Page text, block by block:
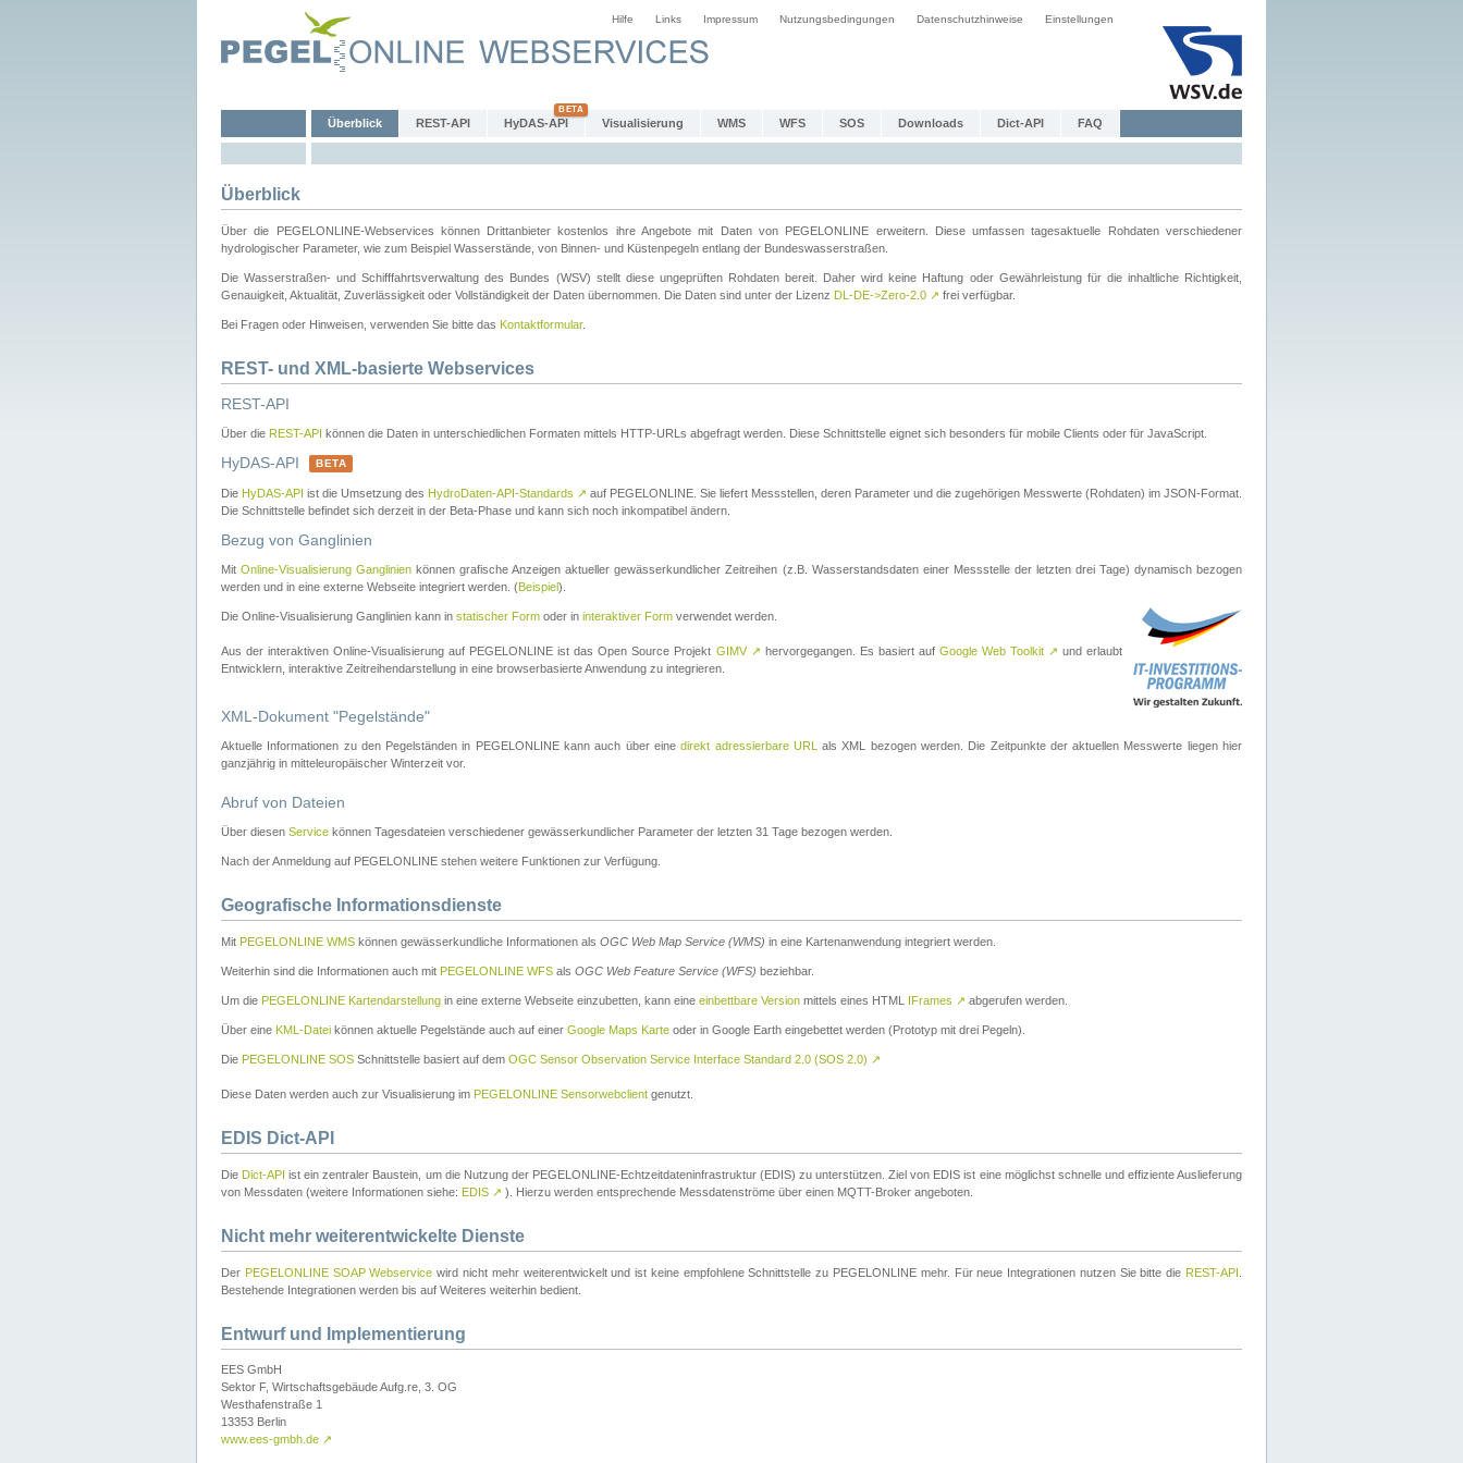
Hilfe Links Impressum Nutzungsbedingungen Datenschutzhinweise Einstellungen
Überblick REST-API HyDAS-API Visualisierung WMS WFS SOS Downloads Dict-API FAQ
Überblick
Über die PEGELONLINE-Webservices können Drittanbieter kostenlos ihre Angebote mit Daten von PEGELONLINE erweitern. Diese umfassen tagesaktuelle Rohdaten verschiedener
hydrologischer Parameter, wie zum Beispiel Wasserstände, von Binnen- und Küstenpegeln entlang der Bundeswasserstraßen.
Die Wasserstraßen- und Schifffahrtsverwaltung des Bundes (WSV) stellt diese ungeprüften Rohdaten bereit. Daher wird keine Haftung oder Gewährleistung für die inhaltliche Richtigkeit,
Genauigkeit, Aktualität, Zuverlässigkeit oder Vollständigkeit der Daten übernommen. Die Daten sind unter der Lizenz DL-DE->Zero-2.0 ↗ frei verfügbar.
Bei Fragen oder Hinweisen, verwenden Sie bitte das Kontaktformular.
REST- und XML-basierte Webservices
REST-API
Über die REST-API können die Daten in unterschiedlichen Formaten mittels HTTP-URLs abgefragt werden. Diese Schnittstelle eignet sich besonders für mobile Clients oder für JavaScript.
HyDAS-API BETA
Die HyDAS-API ist die Umsetzung des HydroDaten-API-Standards ↗ auf PEGELONLINE. Sie liefert Messstellen, deren Parameter und die zugehörigen Messwerte (Rohdaten) im JSON-Format.
Die Schnittstelle befindet sich derzeit in der Beta-Phase und kann sich noch inkompatibel ändern.
Bezug von Ganglinien
MitOnline-Visualisierung Ganglinien können grafische Anzeigen aktueller gewässerkundlicher Zeitreihen (z.B. Wasserstandsdaten einer Messstelle der letzten drei Tage) dynamisch bezogen
werden und in eine externe Webseite integriert werden. (Beispiel).
Die Online-Visualisierung Ganglinien kann in statischer Form oder in interaktiver Form verwendet werden.
Aus der interaktiven Online-Visualisierung auf PEGELONLINE ist das Open Source Projekt GIMV ↗ hervorgegangen. Es basiert auf Google Web Toolkit ↗ und erlaubt
Entwicklern, interaktive Zeitreihendarstellung in eine browserbasierte Anwendung zu integrieren.
XML-Dokument "Pegelstände"
Aktuelle Informationen zu den Pegelständen in PEGELONLINE kann auch über einedirekt adressierbare URL
als XML bezogen werden. Die Zeitpunkte der aktuellen Messwerte liegen hier
ganzjährig in mitteleuropäischer Winterzeit vor.
Abruf von Dateien
Über diesen Service können Tagesdateien verschiedener gewässerkundlicher Parameter der letzten 31 Tage bezogen werden.
Nach der Anmeldung auf PEGELONLINE stehen weitere Funktionen zur Verfügung.
Geografische Informationsdienste
Mit PEGELONLINE WMS können gewässerkundliche Informationen als OGC Web Map Service (WMS) in eine Kartenanwendung integriert werden.
Weiterhin sind die Informationen auch mit PEGELONLINE WFS als OGC Web Feature Service (WFS) beziehbar.
Um die PEGELONLINE Kartendarstellung in eine externe Webseite einzubetten, kann eine einbettbare Version mittels eines HTML IFrames ↗ abgerufen werden.
Über eine KML-Datei können aktuelle Pegelstände auch auf einer Google Maps Karte oder in Google Earth eingebettet werden (Prototyp mit drei Pegeln).
Die PEGELONLINE SOS Schnittstelle basiert auf dem OGC Sensor Observation Service Interface Standard 2.0 (SOS 2.0) ↗
Diese Daten werden auch zur Visualisierung im PEGELONLINE Sensorwebclient genutzt.
EDIS Dict-API
Die Dict-API ist ein zentraler Baustein, um die Nutzung der PEGELONLINE-Echtzeitdateninfrastruktur (EDIS) zu unterstützen. Ziel von EDIS ist eine möglichst schnelle und effiziente Auslieferung
von Messdaten (weitere Informationen siehe: EDIS ↗ ). Hierzu werden entsprechende Messdatenströme über einen MQTT-Broker angeboten.
Nicht mehr weiterentwickelte Dienste
Der PEGELONLINE SOAP Webservice wird nicht mehr weiterentwickelt und ist keine empfohlene Schnittstelle zu PEGELONLINE mehr. Für neue Integrationen nutzen Sie bitte die REST-API
Bestehende Integrationen werden bis auf Weiteres weiterhin bedient.
Entwurf und Implementierung
EES GmbH
Sektor F, Wirtschaftsgebäude Aufg.re, 3. OG
Westhafenstraße 1
13353 Berlin
www.ees-gmbh.de ↗